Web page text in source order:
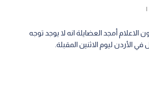
|
الاعلام أمجد العضايلة انه لا يوجد توجه
الأردن ليوم الاثنين المقبلة.